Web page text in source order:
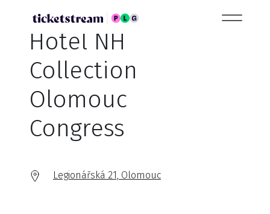
Hotel NH
Collection
Olomouc
Congress
Legionářská 21, Olomouc